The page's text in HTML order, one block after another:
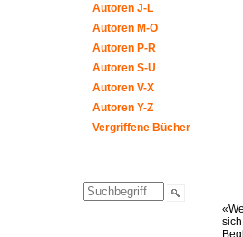
Autoren J-L
Autoren M-O
Autoren P-R
Autoren S-U
Autoren V-X
Autoren Y-Z
Vergriffene Bücher